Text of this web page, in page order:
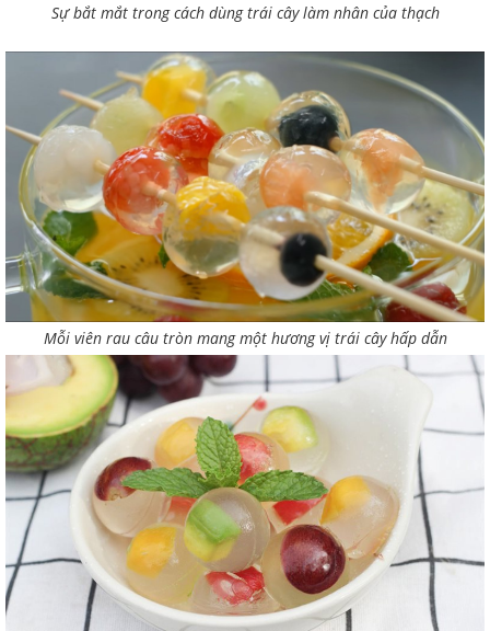
Sự bắt mắt trong cách dùng trái cây làm nhân của thạch
Mỗi viên rau câu tròn mang một hương vị trái cây hấp dẫn